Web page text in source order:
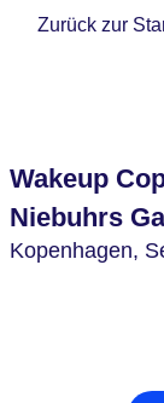
Zurück zur
Wakeup
Niebuhrs
Kopenhagen,